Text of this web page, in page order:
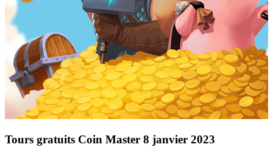
Tours gratuits Coin Master 8 janvier 2023